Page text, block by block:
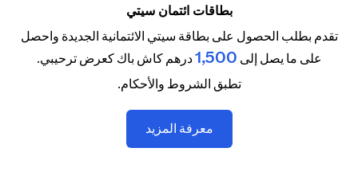
بطاقات ائتمان سيتي
تقدم بطلب الحصول على بطاقة سيتي الائتمانية الجديدة واحصل
على ما يصل إلى 1,500درهم كاش باك كعرض ترحيبي.
تطبق الشروط والأحكام.
معرفة المزيد